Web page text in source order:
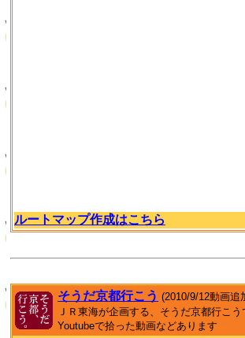
ルートマップ作成はこちら
そうだ京都行こう (2010/9/12動画追
ＪＲ東海が企画する、そうだ京都行こう
Youtubeで拾った動画などあります